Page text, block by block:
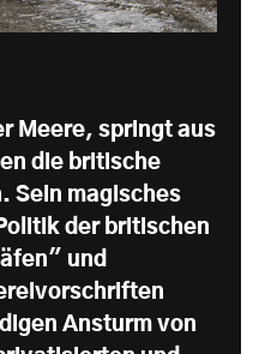
Meere, springt aus
die britische
Sein magisches
der britischen
und
Ansturm von